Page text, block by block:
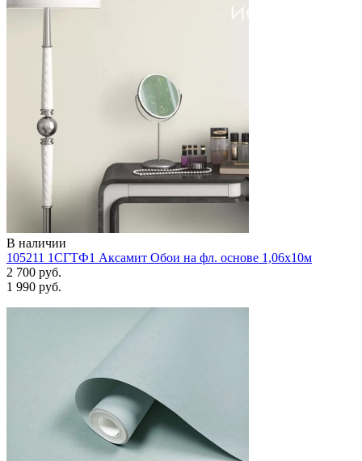
В наличии
105211 1СГТФ1 Аксамит Обои на фл. основе 1,06х10м
2 700 руб.
1 990 руб.